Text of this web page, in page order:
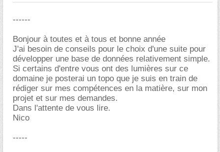
------
Bonjour à toutes et à tous et bonne année
J'ai besoin de conseils pour le choix d'une suite pour
développer une base de données relativement simple.
Si certains d'entre vous ont des lumières sur ce
domaine je posterai un topo que je suis en train de
rédiger sur mes compétences en la matière, sur mon
projet et sur mes demandes.
Dans l'attente de vous lire.
Nico
-----